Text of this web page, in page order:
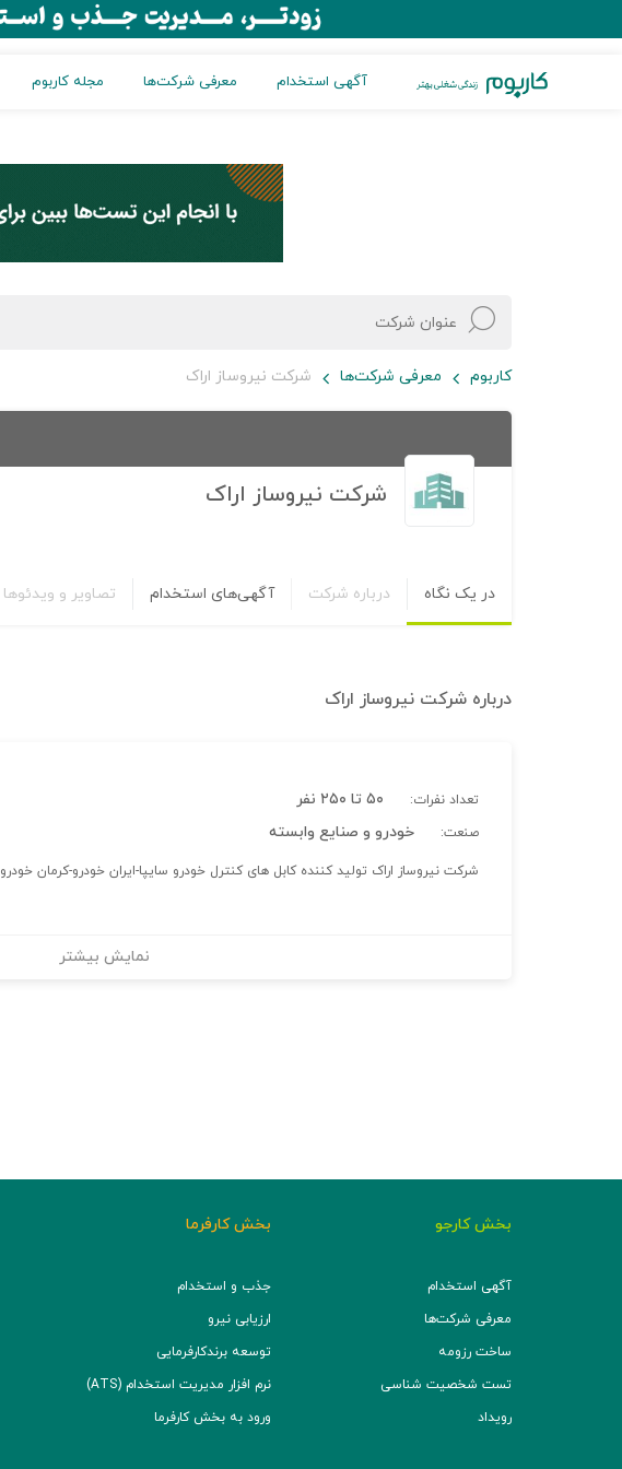
آگهی استخدام معرفی شرکت‌ها مجله کاربوم
کاربوم معرفی شرکت‌ها شرکت نیروساز اراک
شرکت نیروساز اراک
در یک نگاه درباره شرکت آگهی‌های استخدام تصاویر و ویدئوها
درباره شرکت نیروساز اراک
تعداد نفرات: ۵۰ تا ۲۵۰ نفر
صنعت: خودرو و صنایع وابسته
شرکت نیروساز اراک تولید کننده کابل های کنترل خودرو سایپا-ایران خودرو-کرمان خودرو
نمایش بیشتر
بخش کارجو
آگهی استخدام
معرفی شرکت‌ها
ساخت رزومه
تست شخصیت شناسی
رویداد
بخش کارفرما
جذب و استخدام
ارزیابی نیرو
توسعه برند‌کارفرمایی
نرم افزار مدیریت استخدام (ATS)
ورود به بخش کارفرما